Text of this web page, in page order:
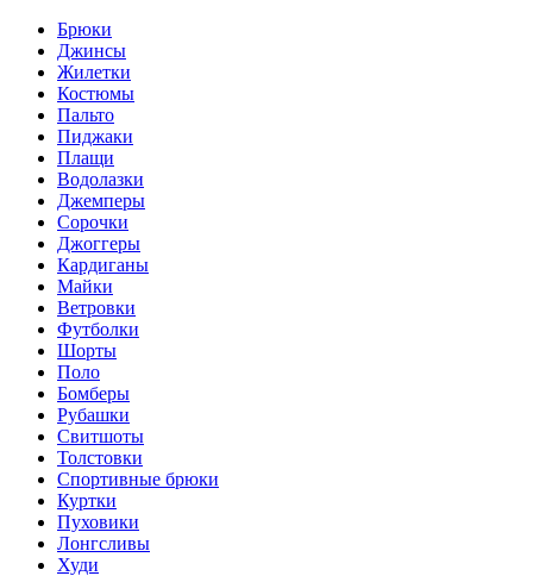
Брюки
Джинсы
Жилетки
Костюмы
Пальто
Пиджаки
Плащи
Водолазки
Джемперы
Сорочки
Джоггеры
Кардиганы
Майки
Ветровки
Футболки
Шорты
Поло
Бомберы
Рубашки
Свитшоты
Толстовки
Спортивные брюки
Куртки
Пуховики
Лонгсливы
Худи